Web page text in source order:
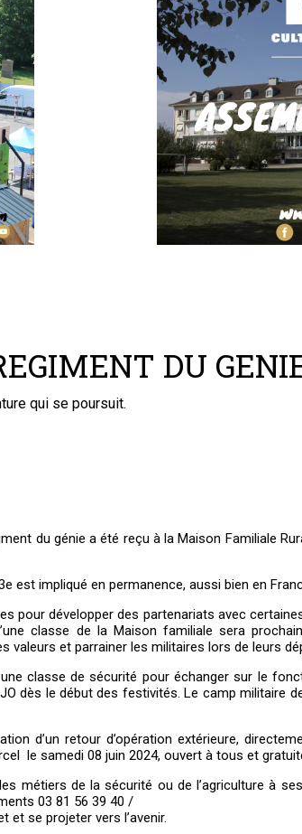
DU
qui se poursuit.
du génie a été reçu à la Maison Familiale
est impliqué en permanence, aussi bien en
pour développer des partenariats avec
classe de la Maison familiale sera
valeurs et parrainer les militaires lors de leurs
classe de sécurité pour échanger sur le
dès le début des festivités. Le camp militaire
d’un retour d’opération extérieure,
le samedi 08 juin 2024, ouvert à tous et
métiers de la sécurité ou de l’agriculture à
03 81 56 39 40 /
et se projeter vers l’avenir.